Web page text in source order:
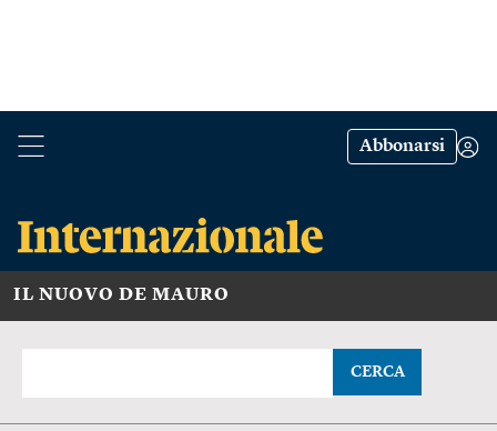
Abbonarsi
IL NUOVO DE MAURO
CERCA